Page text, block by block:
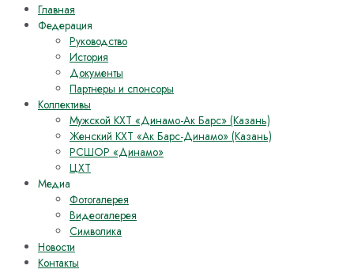
Главная
Федерация
Руководство
История
Документы
Партнеры и спонсоры
Коллективы
Мужской КХТ «Динамо-Ак Барс» (Казань)
Женский КХТ «Ак Барс-Динамо» (Казань)
РСШОР «Динамо»
ЦХТ
Медиа
Фотогалерея
Видеогалерея
Символика
Новости
Контакты